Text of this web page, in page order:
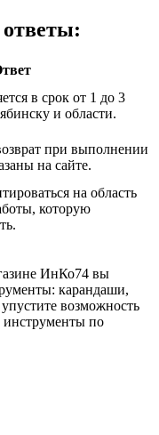
в срок от 1 до 3
и области.
при выполнении
на сайте.
на область
которую
ИнКо74 вы
карандаши,
возможность
инструменты по